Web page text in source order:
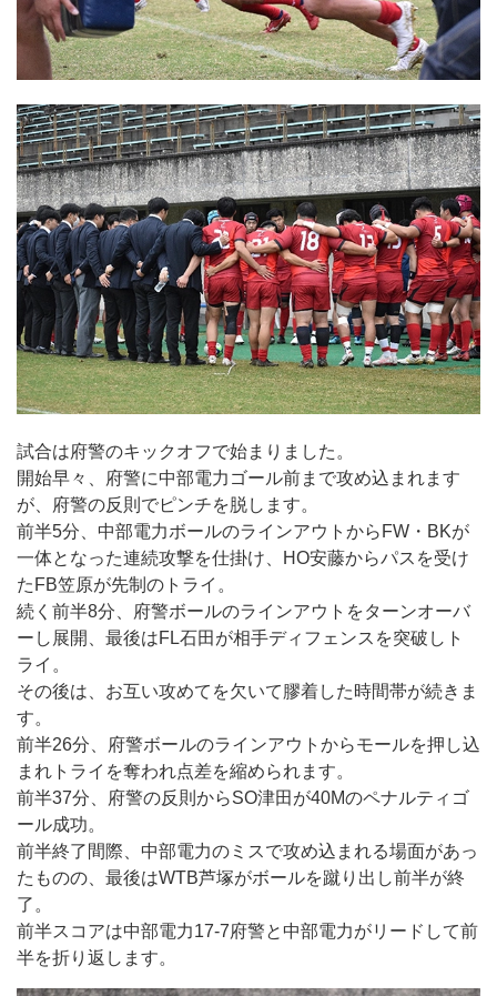
試合は府警のキックオフで始まりました。
開始早々、府警に中部電力ゴール前まで攻め込まれます
が、府警の反則でピンチを脱します。
前半5分、中部電力ボールのラインアウトからFW・BKが
一体となった連続攻撃を仕掛け、HO安藤からパスを受け
たFB笠原が先制のトライ。
続く前半8分、府警ボールのラインアウトをターンオーバ
ーし展開、最後はFL石田が相手ディフェンスを突破しト
ライ。
その後は、お互い攻めてを欠いて膠着した時間帯が続きま
す。
前半26分、府警ボールのラインアウトからモールを押し込
まれトライを奪われ点差を縮められます。
前半37分、府警の反則からSO津田が40Mのペナルティゴ
ール成功。
前半終了間際、中部電力のミスで攻め込まれる場面があっ
たものの、最後はWTB芦塚がボールを蹴り出し前半が終
了。
前半スコアは中部電力17-7府警と中部電力がリードして前
半を折り返します。